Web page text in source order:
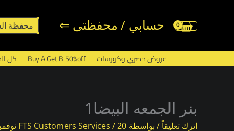
حسابي / محفظتى ⇐ محفظة
عروض حصري وكورسات Buy A Get B 50%off كل
بنر الجمعه البيضا1
اترك تعليقاً/ بواسطة FTS Customers Services /20 نوفمبر، 2023